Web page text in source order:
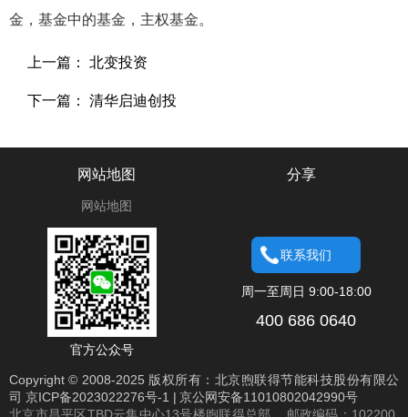
金，基金中的基金，主权基金。
上一篇： 北变投资
下一篇： 清华启迪创投
网站地图
网站地图
分享
官方公众号
联系我们
周一至周日 9:00-18:00
400 686 0640
Copyright © 2008-2025 版权所有：北京煦联得节能科技股份有限公
司 京ICP备2023022276号-1 | 京公网安备11010802042990号